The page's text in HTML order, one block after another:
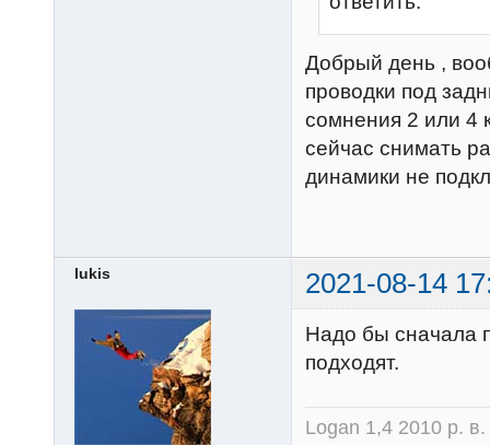
Добрый день ,
проводки под
сомнения 2 или 4
сейчас снимать
динамики не
lukis 2021-08-14
Надо бы сначала
подходят.
Logan 1,4 2010 р.